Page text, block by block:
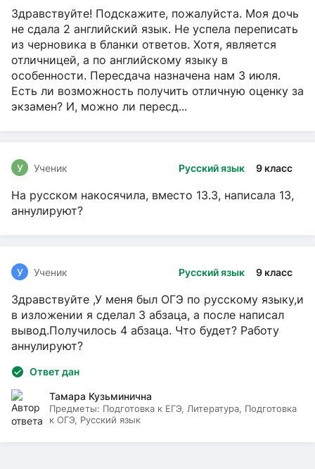
Здравствуйте! Подскажите, пожалуйста. Моя дочь
не сдала 2 английский язык. Не успела переписать
из черновика в бланки ответов. Хотя, является
отличницей, а по английскому языку в
особенности. Пересдача назначена нам 3 июля.
Есть ли возможность получить отличную оценку за
экзамен? И, можно ли пересд...
Русский язык 9 класс
У Ученик
На русском накосячила, вместо 13.3, написала 13,
аннулируют?
Русский язык 9 класс
У Ученик
Здравствуйте ,У меня был ОГЭ по русскому языку,и
в изложении я сделал 3 абзаца, а после написал
вывод.Получилось 4 абзаца. Что будет? Работу
аннулируют?
Ответ дан
Тамара Кузьминична
Предметы: Подготовка к ЕГЭ, Литература, Подготовка
к ОГЭ, Русский язык